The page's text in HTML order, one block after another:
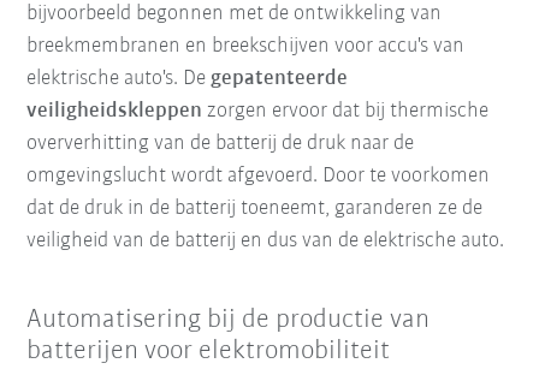
bijvoorbeeld begonnen met de ontwikkeling van
breekmembranen en breekschijven voor accu's van
elektrische auto's. De gepatenteerde
veiligheidskleppenzorgen ervoor dat bij thermische
oververhitting van de batterij de druk naar de
omgevingslucht wordt afgevoerd. Door te voorkomen
dat de druk in de batterij toeneemt, garanderen ze de
veiligheid van de batterij en dus van de elektrische auto.
Automatisering bij de productie van
batterijen voor elektromobiliteit